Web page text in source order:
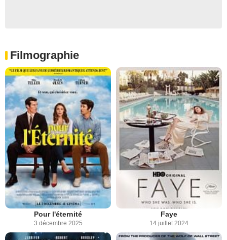
Filmographie
Pour l'éternité
3 décembre 2025
Faye
14 juillet 2024